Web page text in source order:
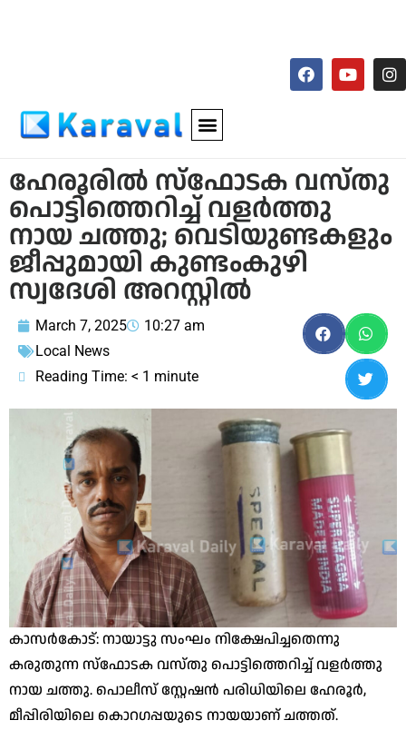
ഹേരൂരില്‍ സ്‌ഫോടക വസ്തു
പൊട്ടിത്തെറിച്ച് വളര്‍ത്തു
നായ ചത്തു; വെടിയുണ്ടകളും
ജീപ്പുമായി കുണ്ടംകുഴി
സ്വദേശി അറസ്റ്റില്‍
March 7, 2025
10:27 am
Local News
Reading Time: < 1 minute
കാസര്‍കോട്: നായാട്ടു സംഘം നിക്ഷേപിച്ചതെന്നു
കരുതുന്ന സ്‌ഫോടക വസ്തു പൊട്ടിത്തെറിച്ച് വളര്‍ത്തു
നായ ചത്തു. പൊലീസ് സ്റ്റേഷന്‍ പരിധിയിലെ ഹേരൂര്‍,
മീപ്പിരിയിലെ കൊറഗപ്പയുടെ നായയാണ് ചത്തത്.